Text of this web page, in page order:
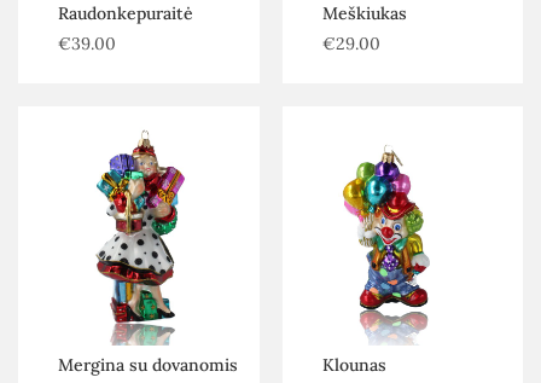
Raudonkepuraitė
€39.00
Meškiukas
€29.00
Mergina su dovanomis
Klounas